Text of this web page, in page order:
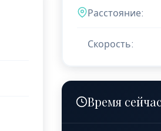
Расстояние:
Скорость:
Время сейчас